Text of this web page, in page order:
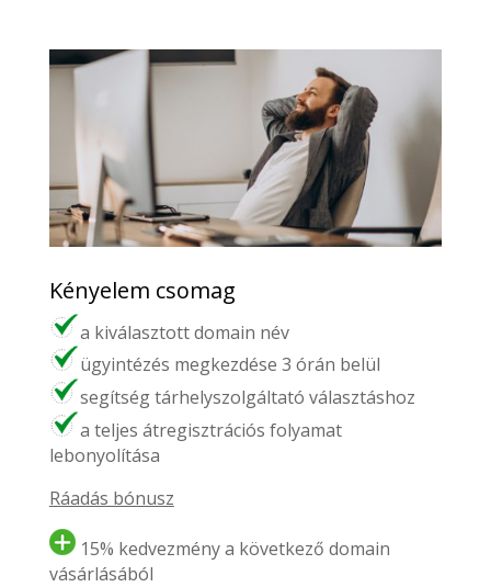
Kényelem csomag
a kiválasztott domain név
ügyintézés megkezdése 3 órán belül
segítség tárhelyszolgáltató választáshoz
a teljes átregisztrációs folyamat
lebonyolítása
Ráadás bónusz
15% kedvezmény a következő domain
vásárlásából